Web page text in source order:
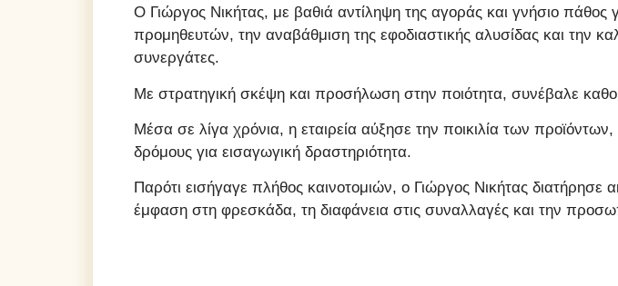
Ο Γιώργος Νικήτας, με βαθιά αντίληψη της αγοράς και γνήσιο πάθος
προμηθευτών, την αναβάθμιση της εφοδιαστικής αλυσίδας και την
συνεργάτες.
Με στρατηγική σκέψη και προσήλωση στην ποιότητα, συνέβαλε
Μέσα σε λίγα χρόνια, η εταιρεία αύξησε την ποικιλία των
δρόμους για εισαγωγική δραστηριότητα.
Παρότι εισήγαγε πλήθος καινοτομιών, ο Γιώργος Νικήτας
έμφαση στη φρεσκάδα, τη διαφάνεια στις συναλλαγές και την